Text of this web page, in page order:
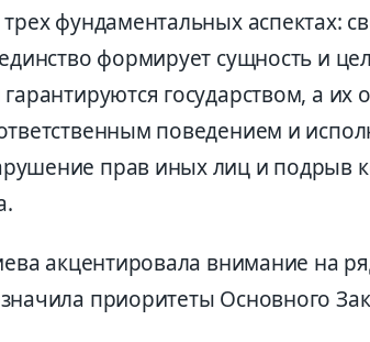
фундаментальных аспектах:
формирует сущность и
государством, а их
поведением и
прав иных лиц и подрыв
.
акцентировала внимание на
приоритеты Основного